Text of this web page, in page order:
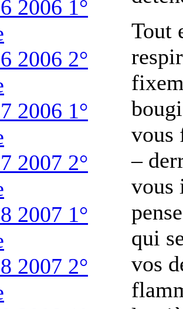
2006 1°
2006 2°
2006 1°
2007 2°
2007 1°
2007 2°
Tout
vous
–
vous
qui
vos